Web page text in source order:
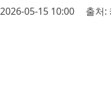
2026-05-15 10:00 출처: